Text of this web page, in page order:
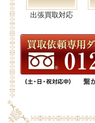
出張買取対応